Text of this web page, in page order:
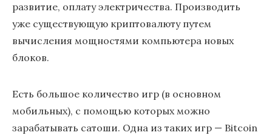
развитие, оплату электричества. Производить
уже существующую криптовалюту путем
вычисления мощностями компьютера новых
блоков.
Есть большое количество игр (в основном
мобильных), с помощью которых можно
зарабатывать сатоши. Одна из таких игр — Bitcoin